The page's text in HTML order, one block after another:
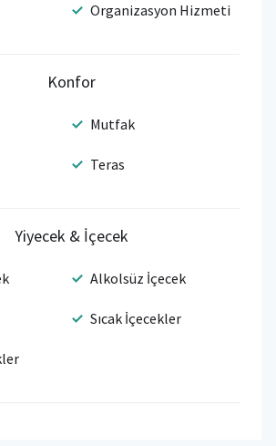
Organizasyon Hizmeti
Konfor
Mutfak
Teras
Yiyecek & İçecek
Alkolsüz İçecek
Sıcak İçecekler